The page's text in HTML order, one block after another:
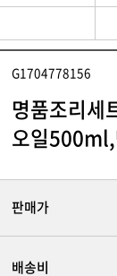
G1704778156
명품조리
오일
판매가
배송비